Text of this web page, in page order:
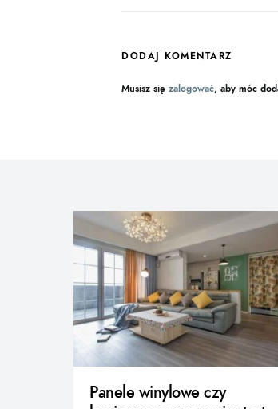
DODAJ KOMENTARZ
Musisz się zalogować, aby móc
Panele winylowe czy